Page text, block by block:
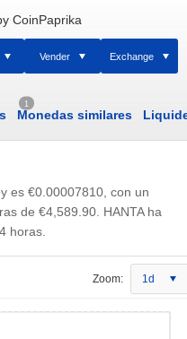
CoinPaprika
Vender Exchange
1
Monedas similares
es €0.00007810 , con un
de €4,589.90 . HANTA ha
horas.
Zoom: 1d